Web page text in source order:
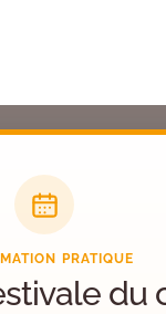
PRATIQUE
du